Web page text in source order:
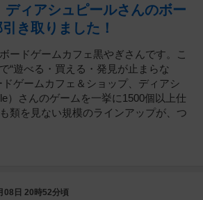
ディアシュピールさんのボー
き取りました！
ードゲームカフェ黒やぎさんです。こ
“遊べる・買える・発見が止まらな
ドゲームカフェ＆ショップ、ディアシ
）さんのゲームを一挙に1500個以上仕
類を見ない規模のラインアップが、つ
08日 20時52分頃